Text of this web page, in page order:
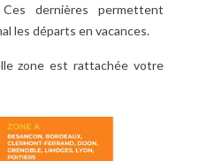
dernières permettent
les départs en vacances.
zone est rattachée votre